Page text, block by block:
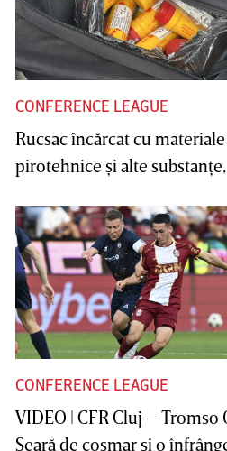
CONFERENCE LEAGUE
Rucsac încărcat cu materiale
pirotehnice şi alte substanţe,
CONFERENCE LEAGUE
VIDEO | CFR Cluj – Tromso
Seară de coşmar şi o